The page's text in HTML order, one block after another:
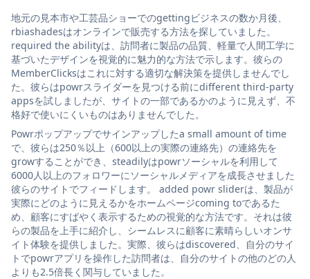
地元の見本市や工芸品ショーでのgettingビジネスの数か月後、
rbiashadesはオンラインで販売する方法を探していました。
required the abilityは、訪問者に製品の品質、軽量で人間工学に
基づいたデザインを視覚的に魅力的な方法で示します。彼らの
MemberClicksはこれに対する適切な解決策を提供しませんでし
た。彼らはpowrスライダーを見つける前にdifferent third-party
appsを試しましたが、サイトの一部であるかのように見えず、不
格好で使いにくいものはありませんでした。
Powrポップアップでサインアップしたa small amount of time
で、彼らは250％以上（600以上の実際の連絡先）の連絡先を
growすることができ、steadilyはpowrソーシャルを利用して
6000人以上のフォロワーにソーシャルメディアを成長させました
彼らのサイトでフィードします。 added powr sliderは、製品が
実際にどのように見えるかをホームページcoming toであるた
め、顧客にすばやく表示するための視覚的な方法です。それは彼
らの製品を上手に紹介し、シームレスに顧客に素晴らしいオンサ
イト体験を提供しました。実際、彼らはdiscovered、自分のサイ
トでpowrアプリを操作した訪問者は、自分のサイトの他のどの人
よりも2.5倍長く関与していました。